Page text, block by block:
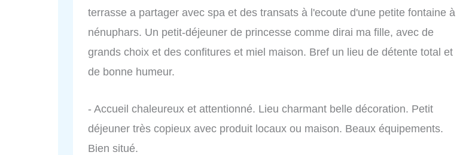
terrasse a partager avec spa et des transats à l'ecoute d'une petite fontaine à
nénuphars. Un petit-déjeuner de princesse comme dirai ma fille, avec de
grands choix et des confitures et miel maison. Bref un lieu de détente total et
de bonne humeur.
- Accueil chaleureux et attentionné. Lieu charmant belle décoration. Petit
déjeuner très copieux avec produit locaux ou maison. Beaux équipements.
Bien situé.